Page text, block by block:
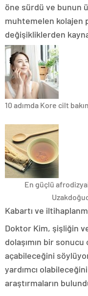
öne sürdü ve bunun
muhtemelen kolajen
değişikliklerden
10 adımda Kore cilt
En güçlü
Kabartı ve
Doktor Kim, şişliğin
dolaşımın bir
açabileceğini
yardımcı
araştırmaların